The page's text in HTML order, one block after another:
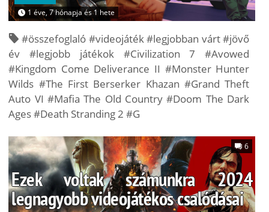
1 éve, 7 hónapja és 1 hete
#összefoglaló #videojáték #legjobban várt #jövő
év #legjobb játékok #Civilization 7 #Avowed
#Kingdom Come Deliverance II #Monster Hunter
Wilds #The First Berserker Khazan #Grand Theft
Auto VI #Mafia The Old Country #Doom The Dark
Ages #Death Stranding 2 #G
6
Ezek voltak számunkra 2024
legnagyobb videojátékos csalódásai